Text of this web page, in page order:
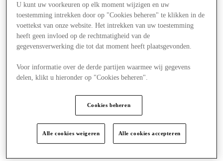
U kunt uw voorkeuren op elk moment wijzigen en uw
toestemming intrekken door op "Cookies beheren" te klikken in de
voettekst van onze website. Het intrekken van uw toestemming
heeft geen invloed op de rechtmatigheid van de
gegevensverwerking die tot dat moment heeft plaatsgevonden.
Voor informatie over de derde partijen waarmee wij gegevens
delen, klikt u hieronder op "Cookies beheren".
Cookies beheren
Alle cookies weigeren Alle cookies accepteren